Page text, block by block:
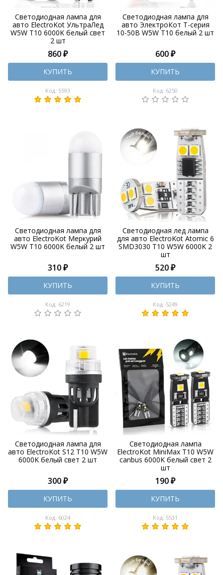
Светодиодная лампа для
авто ElectroKot УльтраЛед
W5W T10 6000K белый свет
2 шт
860 ₽
КУПИТЬ
Код: 5593
Светодиодная лампа для
авто ЭлектроКот Т-серия
10-50В W5W T10 белый 2 шт
600 ₽
КУПИТЬ
Код: 6250
Светодиодная лампа для
авто ElectroKot Меркурий
W5W T10 6000K белый 2 шт
310 ₽
КУПИТЬ
Код: 6219
Светодиодная лед лампа
для авто ElectroKot Atomic 6
SMD3030 T10 W5W 6000K 2
шт
520 ₽
КУПИТЬ
Код: 5249
Светодиодная лампа для
авто ElectroKot S12 T10 W5W
6000K белый свет 2 шт
300 ₽
КУПИТЬ
Код: 6024
Светодиодная лампа
ElectroKot MiniMax T10 W5W
canbus 6000K белый свет 2
шт
190 ₽
КУПИТЬ
Код: 5531